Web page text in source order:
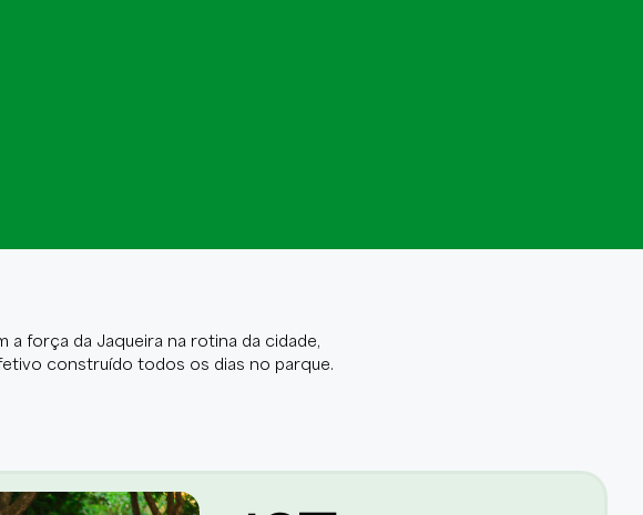
a força da Jaqueira na rotina da cidade,
construído todos os dias no parque.